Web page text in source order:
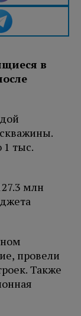
в
1 тыс.
млн
провели
Также